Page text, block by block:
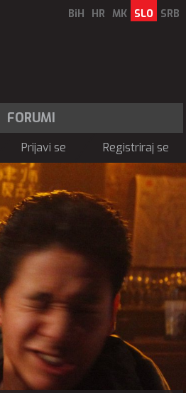
BiH HR MK SLO SRB
FORUMI
Prijavi se Registriraj se